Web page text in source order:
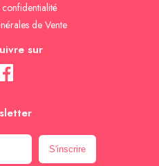
de Vente
sur